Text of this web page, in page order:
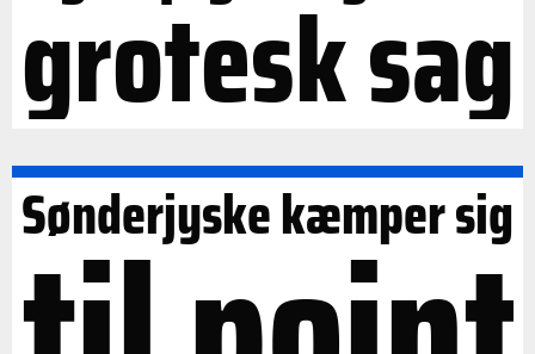
grotesk sag
Sønderjyske kæmper sig